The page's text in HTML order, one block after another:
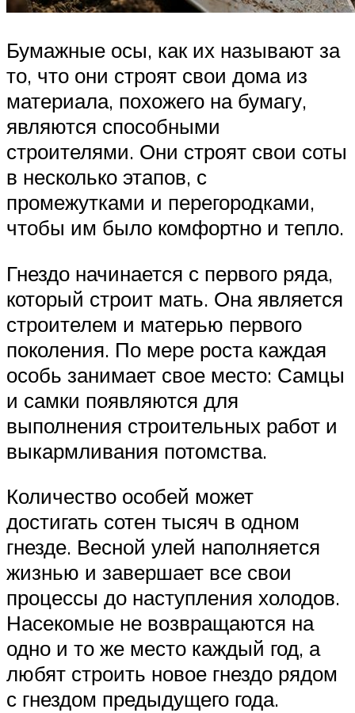
Бумажные осы, как их называют за
то, что они строят свои дома из
материала, похожего на бумагу,
являются способными
строителями. Они строят свои соты
в несколько этапов, с
промежутками и перегородками,
чтобы им было комфортно и тепло.
Гнездо начинается с первого ряда,
который строит мать. Она является
строителем и матерью первого
поколения. По мере роста каждая
особь занимает свое место: Самцы
и самки появляются для
выполнения строительных работ и
выкармливания потомства.
Количество особей может
достигать сотен тысяч в одном
гнезде. Весной улей наполняется
жизнью и завершает все свои
процессы до наступления холодов.
Насекомые не возвращаются на
одно и то же место каждый год, а
любят строить новое гнездо рядом
с гнездом предыдущего года.